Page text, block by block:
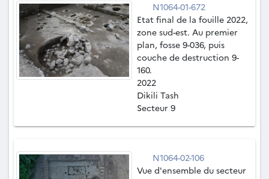
N1064-01-672
Etat final de la fouille 2022,
zone sud-est. Au premier
plan, fosse 9-036, puis
couche de destruction 9-
160.
2022
Dikili Tash
Secteur 9
N1064-02-106
Vue d'ensemble du secteur